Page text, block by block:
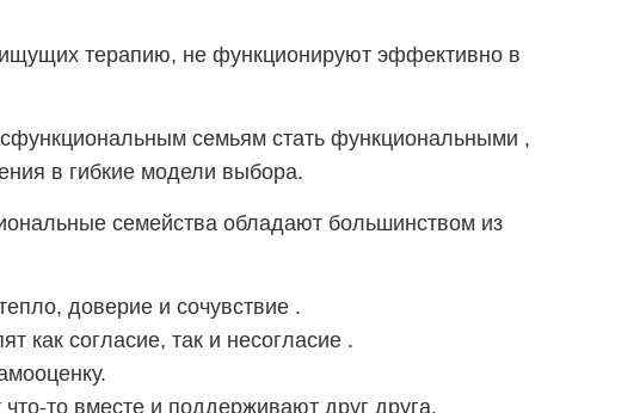
терапию, не функционируют эффективно в
семьям стать функциональными ,
в гибкие модели выбора.
семейства обладают большинством из
доверие и сочувствие .
как согласие, так и несогласие .
то вместе и поддерживают друг друга.